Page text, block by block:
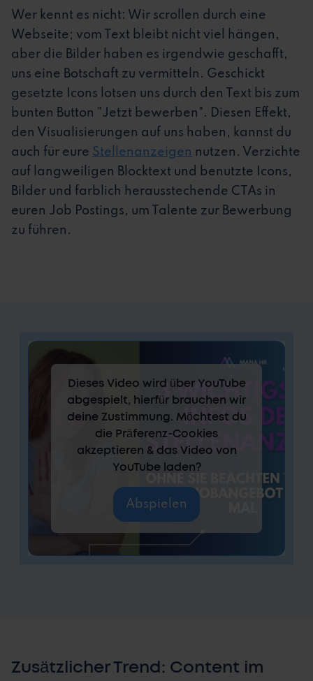
Wer kennt es nicht: Wir scrollen durch eine
Webseite; vom Text bleibt nicht viel hängen,
aber die Bilder haben es irgendwie geschafft,
uns eine Botschaft zu vermitteln. Geschickt
gesetzte Icons lotsen uns durch den Text bis zum
bunten Button "Jetzt bewerben". Diesen Effekt,
den Visualisierungen auf uns haben, kannst du
auch für eure Stellenanzeigen nutzen. Verzichte
auf langweiligen Blocktext und benutzte Icons,
Bilder und farblich herausstechende CTAs in
euren Job Postings, um Talente zur Bewerbung
zu führen.
Dieses Video wird über YouTube
abgespielt, hierfür brauchen wir
deine Zustimmung. Möchtest du
die Präferenz-Cookies
akzeptieren & das Video von
YouTube laden?
Abspielen
Zusätzlicher Trend: Content im